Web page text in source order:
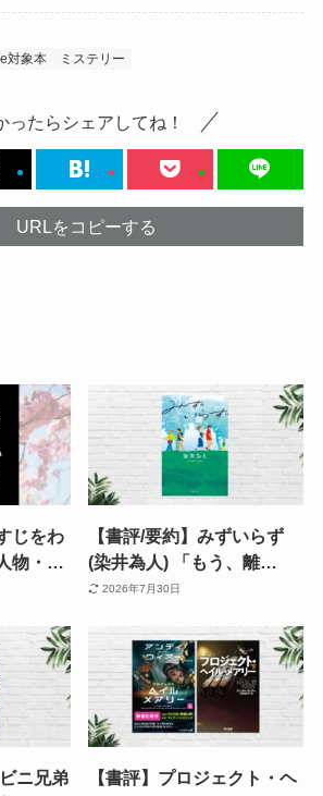
対象本 ミステリー
ったらシェアしてね！
URLをコピーする
じをわ
物・相
。不義
ない人
【書評/要約】みずいらず
(染井為人) 「もう、離
婚！」となる前に読みた
と関係修繕を描く連作短編
2026年7月30日
ニ兄弟
【書評】プロジェクト・ヘ